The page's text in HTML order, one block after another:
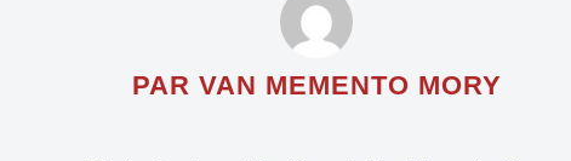
PAR VAN MEMENTO MORY